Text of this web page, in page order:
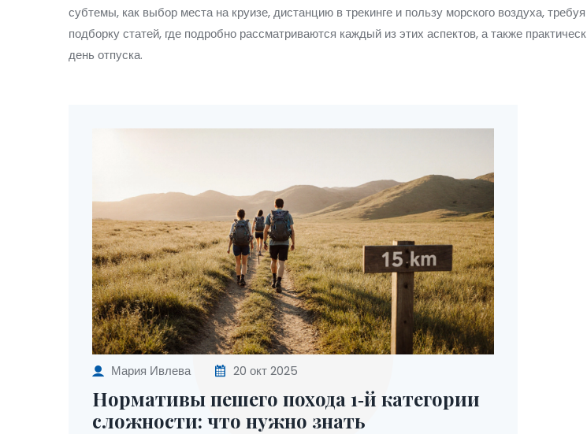
субтемы, как выбор места на круизе, дистанцию в трекинге и пользу морского воздуха,
подборку статей, где подробно рассматриваются каждый из этих аспектов, а также
день отпуска.
Мария Ивлева 20 окт 2025
Нормативы пешего похода 1‑й категории
сложности: что нужно знать